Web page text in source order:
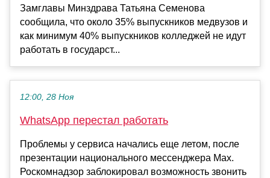
Замглавы Минздрава Татьяна Семенова
сообщила, что около 35% выпускников медвузов и
как минимум 40% выпускников колледжей не идут
работать в государст...
12:00, 28 Ноя
WhatsApp перестал работать
Проблемы у сервиса начались еще летом, после
презентации национального мессенджера Max.
Роскомнадзор заблокировал возможность звонить